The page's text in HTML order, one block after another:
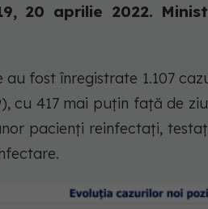
20 aprilie 2022.
fost înregistrate 1.107
cu 417 mai puțin față de
pacienți reinfectați,